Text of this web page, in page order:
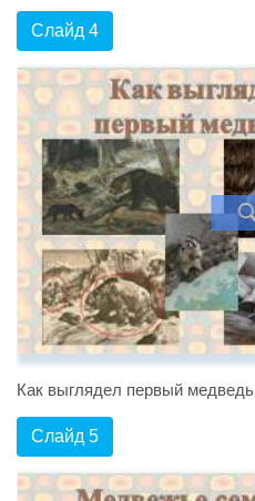
Слайд 4
Как выглядел первый медведь
Слайд 5